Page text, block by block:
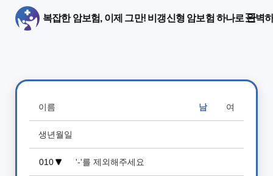
복잡한 암보험, 이제 그만! 비갱신형 암보험 하나로 완벽
남 여